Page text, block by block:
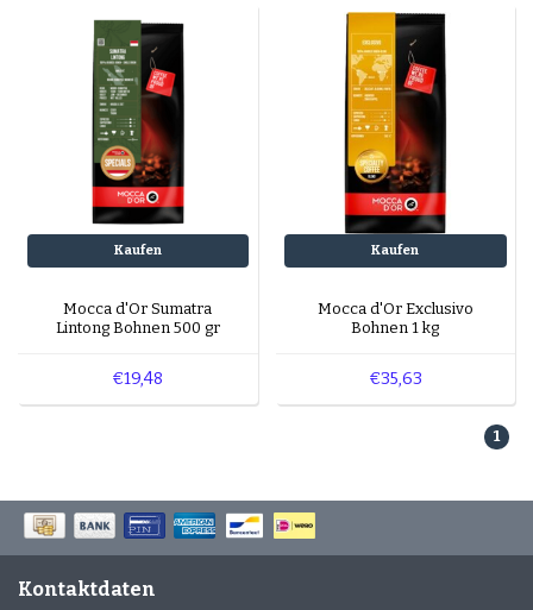
Kaufen
Mocca d'Or Sumatra
Lintong Bohnen 500 gr
€19,48
Kaufen
Mocca d'Or Exclusivo
Bohnen 1 kg
€35,63
1
Kontaktdaten